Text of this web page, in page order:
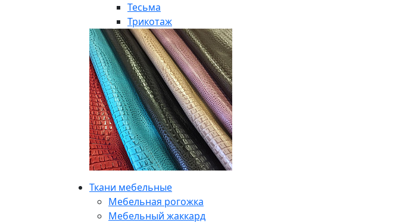
Тесьма
Трикотаж
Ткани мебельные
Мебельная рогожка
Мебельный жаккард